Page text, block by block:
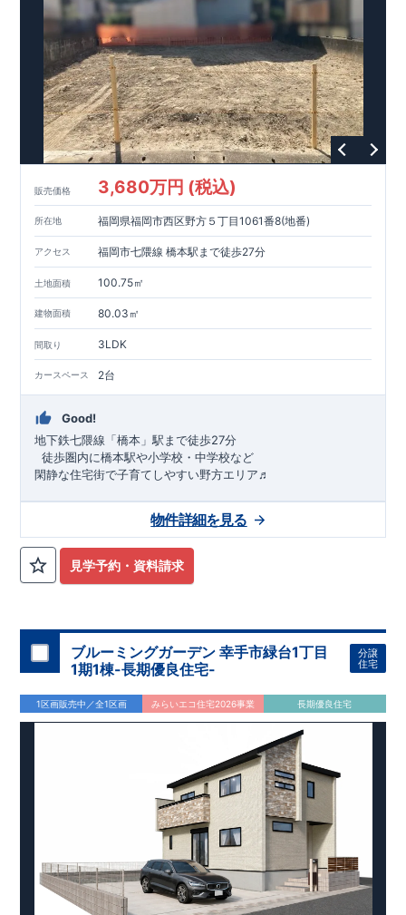
販売価格 3,680万円 (税込)
所在地 福岡県福岡市西区野方５丁目1061番8(地番)
アクセス 福岡市七隈線 橋本駅まで徒歩27分
土地面積 100.75㎡
建物面積 80.03㎡
間取り 3LDK
カースペース 2台
Good!
地下鉄七隈線 「橋本」駅まで徒歩27分
​ ​徒歩圏内に橋本駅や小学校・中学校など
閑静な住宅街で子育てしやすい野方エリア♬
1号棟：3LDK＋ロフト＋カースペース2台
問合せください。
東栄セーフティダンパー
・キッチンには便利な床下収納
・リビングには全体が見渡せる対面キッチン
・お風呂場には
浴室暖房換気乾燥機完備
24時間換気で快適な住まい環境
周辺環境
【教育施設】
・野方保育園…約948 ～ 1,300 m（徒歩12～ 16分）
・中村学園大学付属壱岐幼稚園…約841 ～ 1,000 m（徒歩11～
・壱岐南小学校…約1,085 ～ 1,200m （徒歩14～ 16分）
・壱岐丘中学校…約945 ～ 1,400 m（徒歩12～ 19分）
・野口青果…約834 ～ 1,200 m（徒歩11～ 16分）
・マルキョウ野方店…約1,450 ～ 1,800m （徒歩19～ 23分）
・ローソン野方六丁目店…約1,011 ～ 1,100m （徒歩13～ 14
・ドラッグイレブン野方店…約1,213 ～ 1,400m （徒歩16～ 19
分） ・​木の葉モール橋本…約1,778 ～ 2,100m （徒歩23～ 28
分）
【その他施設】 ・​福岡生松台郵便局…約729 ～ 1,300 m（徒歩
・西日本シティ銀行野方支店…約1,395 ～ 1,600m （徒歩18～
21分）
・村上華林堂病院…約1,180 ～ 1,500m （徒歩15～ 20分）
見学予約・資料請求
物件詳細を見る
ブルーミングガーデン 幸手市緑台1丁目
1期1棟-長期優良住宅-
分譲
住宅
1区画販売中／全1区画 みらいエコ住宅2026事業 長期優良住宅